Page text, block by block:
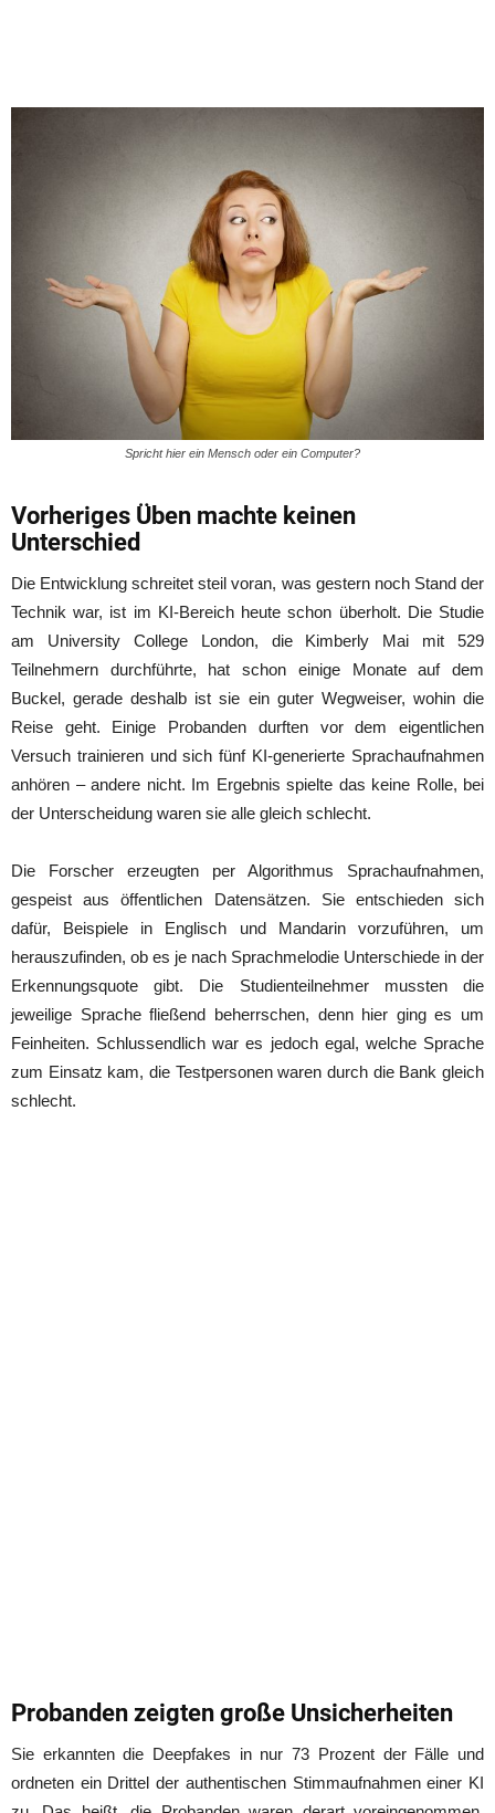
Spricht hier ein Mensch oder ein Computer?
Vorheriges Üben machte keinen
Unterschied
Die Entwicklung schreitet steil voran, was gestern noch Stand der
Technik war, ist im KI-Bereich heute schon überholt. Die Studie
am University College London, die Kimberly Mai mit 529
Teilnehmern durchführte, hat schon einige Monate auf dem
Buckel, gerade deshalb ist sie ein guter Wegweiser, wohin die
Reise geht. Einige Probanden durften vor dem eigentlichen
Versuch trainieren und sich fünf KI-generierte Sprachaufnahmen
anhören – andere nicht. Im Ergebnis spielte das keine Rolle, bei
der Unterscheidung waren sie alle gleich schlecht.
Die Forscher erzeugten per Algorithmus Sprachaufnahmen,
gespeist aus öffentlichen Datensätzen. Sie entschieden sich
dafür, Beispiele in Englisch und Mandarin vorzuführen, um
herauszufinden, ob es je nach Sprachmelodie Unterschiede in der
Erkennungsquote gibt. Die Studienteilnehmer mussten die
jeweilige Sprache fließend beherrschen, denn hier ging es um
Feinheiten. Schlussendlich war es jedoch egal, welche Sprache
zum Einsatz kam, die Testpersonen waren durch die Bank gleich
schlecht.
Probanden zeigten große Unsicherheiten
Sie erkannten die Deepfakes in nur 73 Prozent der Fälle und
ordneten ein Drittel der authentischen Stimmaufnahmen einer KI